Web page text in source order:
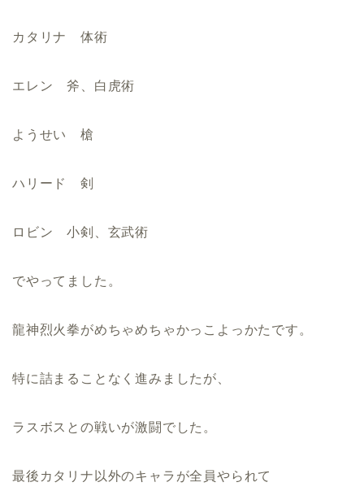
カタリナ 体術
エレン 斧、白虎術
ようせい 槍
ハリード 剣
ロビン 小剣、玄武術
でやってました。
龍神烈火拳がめちゃめちゃかっこよっかたです。
特に詰まることなく進みましたが、
ラスボスとの戦いが激闘でした。
最後カタリナ以外のキャラが全員やられて